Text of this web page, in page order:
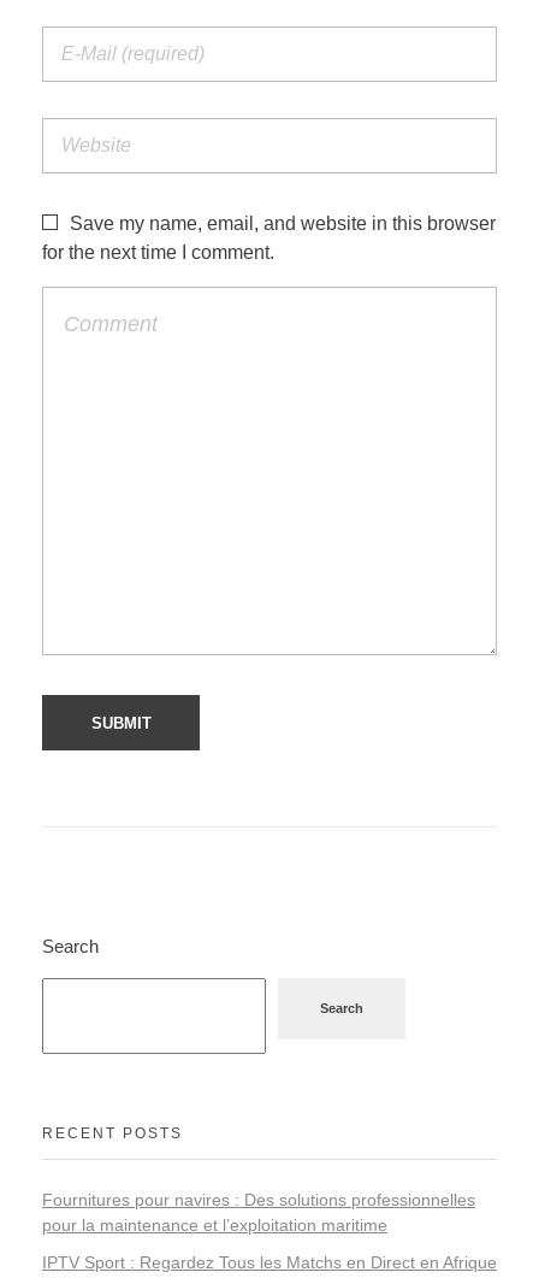
Save my name, email, and website in this browser
for the next time I comment.
Search
Search
RECENT POSTS
Fournitures pour navires : Des solutions professionnelles
pour la maintenance et l’exploitation maritime
IPTV Sport : Regardez Tous les Matchs en Direct en Afrique